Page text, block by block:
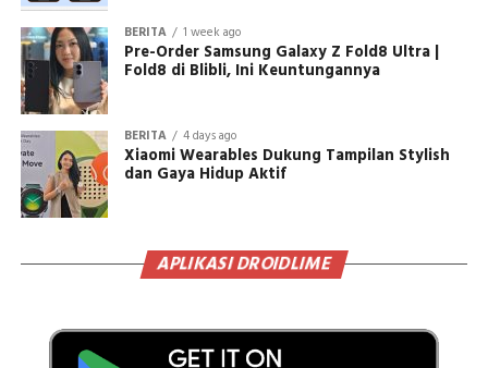
BERITA 1 week ago
Pre-Order Samsung Galaxy Z Fold8 Ultra |
Fold8 di Blibli, Ini Keuntungannya
BERITA 4 days ago
Xiaomi Wearables Dukung Tampilan Stylish
dan Gaya Hidup Aktif
APLIKASI DROIDLIME